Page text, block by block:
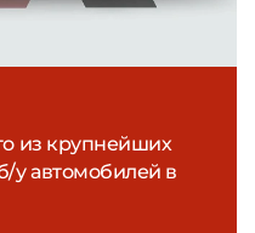
из крупнейших
у автомобилей в